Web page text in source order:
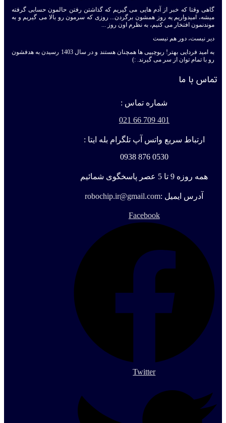
گاهی وقتا که خبر از آدم هایی می گیریم که گذاشتن رفتن حالمون حسابی گرفته
میشه، امیدواریم یه روز همشون برگردن... روزی که سرمون رو بالا می گیریم و به
موندنمون افتخار می کنیم، به نظرم اون روز ...
دیر نیست، دور هم نیست
به امید فردایی بهتر! ربوچیپی ها همچنان هستند و در سال 1403 رسیدن به هدفشون
رو با تمام توان از سر می گیرند. :)
تماس با ما
شماره تماس :
401 709 66 021
ارتباط سریع واتس آپ تلگرام بله ایتا :
0530 876 0938
همه روزه 9 تا 5 عصر پاسخگوی شمائیم
آدرس ایمیل :robochip.ir@gmail.com
Facebook
Twitter